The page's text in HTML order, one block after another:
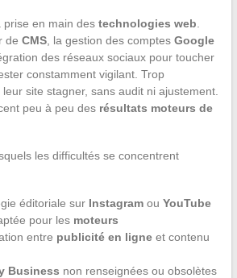
prise en main des technologies web
de CMS, la gestion des comptes Google
des réseaux sociaux pour toucher
constamment vigilant. Trop
site stagner, sans audit ni ajustement.
peu à peu des résultats moteurs de
les difficultés se concentrent
éditoriale sur Instagramou YouTube
pour les moteurs
entre publicité en ligneet contenu
Business non renseignées ou obsolètes